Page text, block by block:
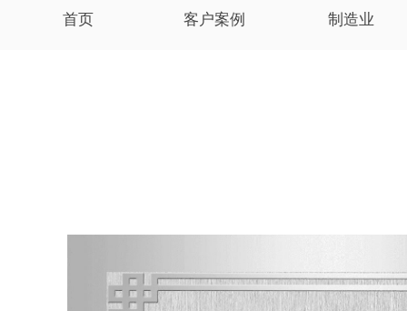
首页 客户案例 制造业